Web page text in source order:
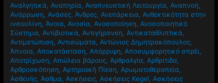
Αναλγητικά, Αναπηρία, Αναπνευστική Λειτουργία, Αναπνοή,
Ανάρρωση, Ανάσες, Άνδρες, Ανεπάρκεια, Ανθεκτικότητα στην
ινσουλίνη, Άνοια, Ανοσία, Ανοσοποίηση, Ανοσοποιητικό
Σύστημα, Αντιβιοτικά, Αντιγήρανση, Αντικαταθλιπτικά,
Αντιμετώπιση, Αντισώματα, Αντώνιος Δημητρακόπουλος,
Άπνοια, Αποκατάσταση, Απόρριψη, Αποσυμφορητικό σπρέι,
Αποτρίχωση, Απώλεια βάρους, Αρθραλγία, Αρθρίτιδα,
Αρθροσκόπηση, Αρτηριακή Πίεση, Αρωματοθεραπεία,
Ασθενής, Άσθμα, Ασκήσεις, Ασκήσεις Kegel, Ασκήσεις